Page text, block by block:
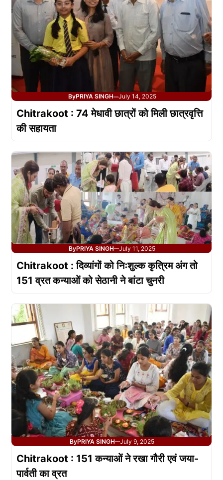
ByPRIYA SINGH—July 14, 2025
Chitrakoot : 74 मेधावी छात्रों को मिली छात्रवृत्ति
की सहायता
ByPRIYA SINGH—July 11, 2025
Chitrakoot : दिव्यांगों को निःशुल्क कृत्रिम अंग तो
151 व्रत कन्याओं को सेठानी ने बांटा चुनरी
ByPRIYA SINGH—July 9, 2025
Chitrakoot : 151 कन्याओं ने रखा गौरी एवं जया-
पार्वती का व्रत